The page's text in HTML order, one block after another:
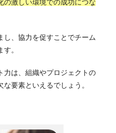
の激しい環境での成功につな
し、協力を促すことでチーム
。
力は、組織やプロジェクトの
要素といえるでしょう。